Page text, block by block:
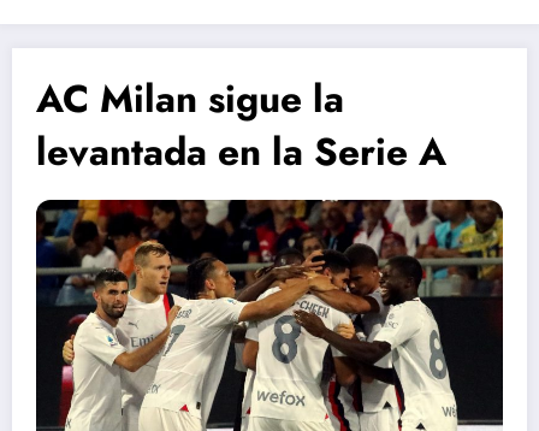
AC Milan sigue la
levantada en la Serie A